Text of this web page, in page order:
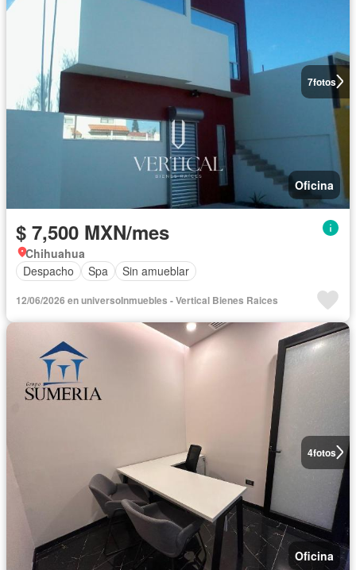
7fotos
Oficina
$ 7,500 MXN/mes
Chihuahua
Despacho
Spa Sin amueblar
12/06/2026 en universoInmuebles - Vertical Bienes Raices
4fotos
Oficina